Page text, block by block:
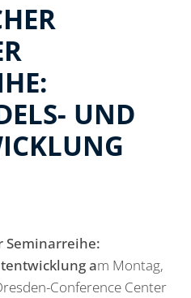
UND
Seminarreihe:
am Montag,
Conference Center